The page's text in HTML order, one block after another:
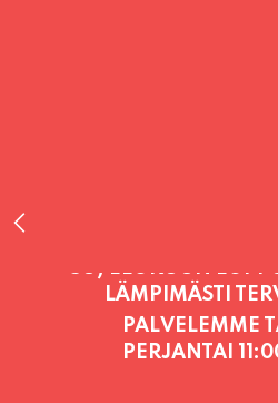
PALVELEMME
PERJANTAI
PALVELEMME